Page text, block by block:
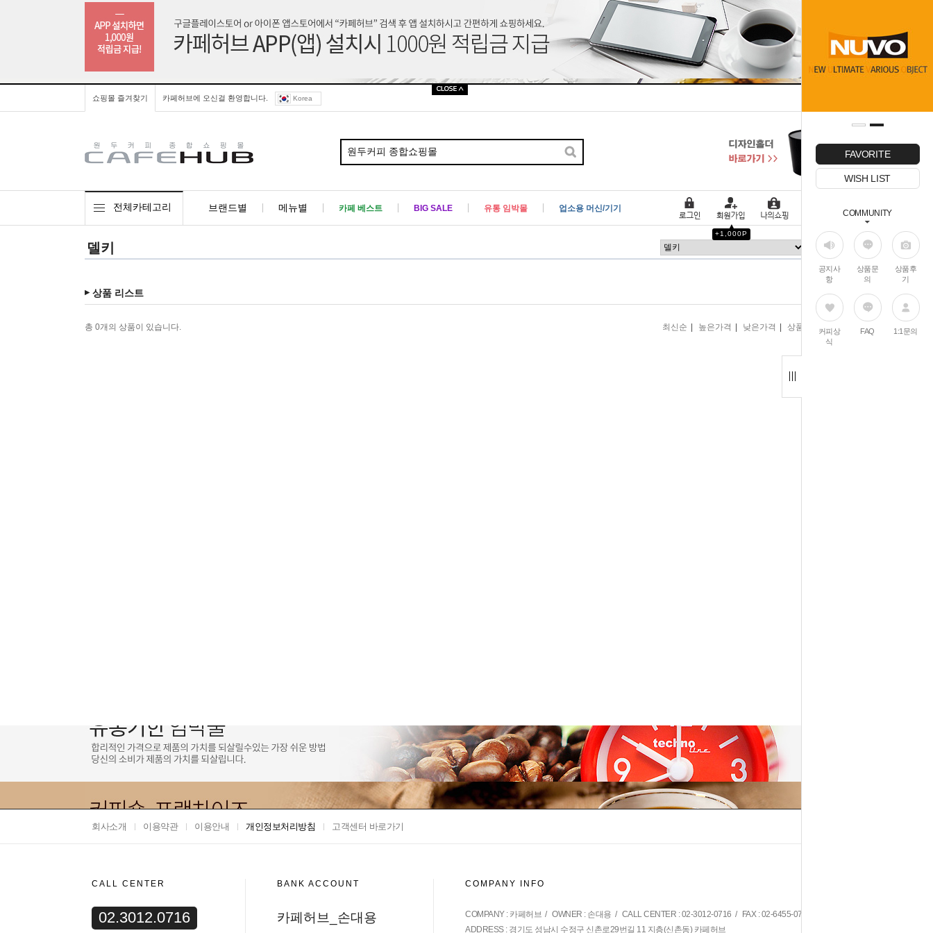
FAVORITE
WISH LIST
COMMUNITY
공지사
항
상품문
의
상품후
기
커피상
식
FAQ 1:1문의
쇼핑몰 즐겨찾기 카페허브에 오신걸 환영합니다. Korea
전체카테고리 브랜드별 메뉴별 카페 베스트 BIG SALE 유통 임박몰 업소용 머신/기기
▲
+1,000P
델키 이동 >
▶상품 리스트
총 0개의 상품이 있습니다. 최신순 높은가격 낮은가격 상품명 인기순
회사소개 이용약관 이용안내 개인정보처리방침 고객센터 바로가기
CALL CENTER
02.3012.0716
BANK ACCOUNT
카페허브_손대용
COMPANY INFO
COMPANY : 카페허브 / OWNER : 손대용 / CALL CENTER : 02-3012-0716 / FAX : 02-6455-0716
ADDRESS : 경기도 성남시 수정구 신촌로29번길 11 지층(신촌동) 카페허브